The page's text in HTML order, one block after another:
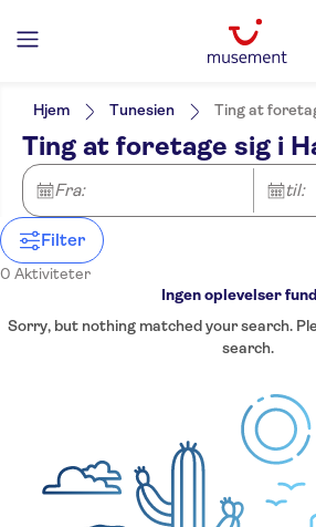
Filters
Hjem Tunesien Ting at
Ting at foretage sig i
Fra: til:
Filter
0 Aktiviteter
Ingen oplevelser
Sorry, but nothing matched your search.
search.